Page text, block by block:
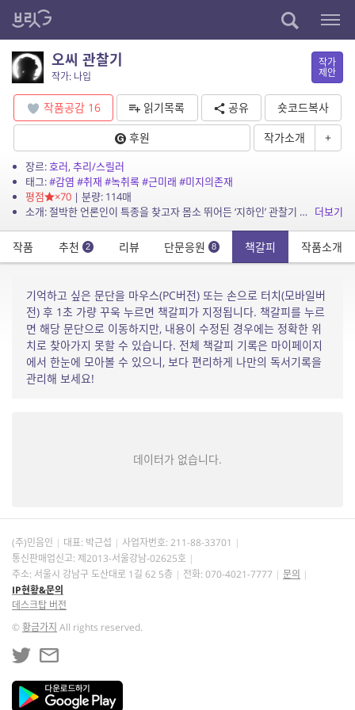
오씨 관찰기
작가: 나입
작가
제안
작품공감 16 읽기목록 공유
숏코드복사
후원
작가소개 +
장르:호러,추리/스릴러
태그:#감염 #취재 #녹취록#근미래 #미지의존재
평점
×70| 분량: 114매
소개: 절박한 언론인이 특종을 찾고자 몸소 뛰어든 ‘지하인’ 관찰기 녹취록 더보기
작품 추천 2 리뷰 단문응원 8 책갈피 작품소개
기억하고 싶은 문단을 마우스(PC버전) 또는 손으로 터치(모바일버
전) 후 1초 가량 꾸욱 누르면 책갈피가 지정됩니다. 책갈피를 누르
면 해당 문단으로 이동하지만, 내용이 수정된 경우에는 정확한 위
치로 찾아가지 못할 수 있습니다. 전체 책갈피 기록은 마이페이지
에서 한눈에 모아볼 수 있으니, 보다 편리하게 나만의 독서기록을
관리해 보세요!
데이터가 없습니다.
(주)민음인 대표: 박근섭 사업자번호: 211-88-33701
통신판매업신고: 제2013-서울강남-02625호
주소: 서울시 강남구 도산대로 1길 62 5층
전화: 070-4021-7777
문의
IP현황&문의
데스크탑 버전
©황금가지 All rights reserved.